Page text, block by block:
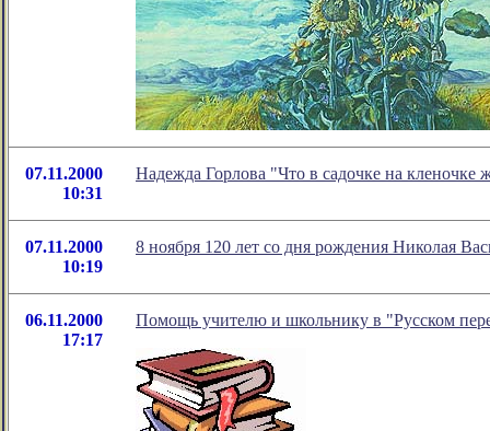
07.11.2000
10:31
Надежда Горлова "Что в садочке на кленочке
07.11.2000
10:19
8 ноября 120 лет со дня рождения Николая
06.11.2000
17:17
Помощь учителю и школьнику в "Русском